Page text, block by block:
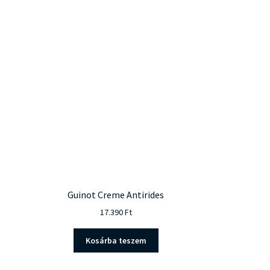
Guinot Creme Antirides
17.390Ft
Kosárba teszem